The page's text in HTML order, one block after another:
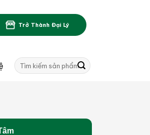
Trở Thành Đại Lý
Tìm
kiếm: